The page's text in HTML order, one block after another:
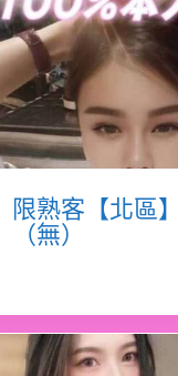
限熟客【北區
（無）